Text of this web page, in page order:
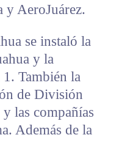
y AeroJuárez.
se instaló la
y la
También la
de División
las compañías
Además de la